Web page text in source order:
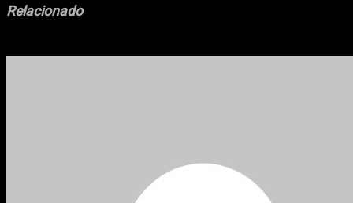
Relacionado